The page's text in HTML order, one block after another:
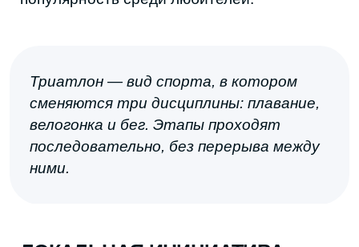
В Дагестане уже появился человек,
который серьезно настроен развивать
новый для республики вид спорта и
сделать из дагестанцев триатлетов.
Абдурахман Исмаилов — местный